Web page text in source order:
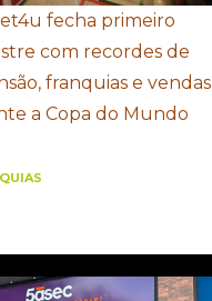
fecha primeiro
com recordes de
franquias e vendas
a Copa do Mundo